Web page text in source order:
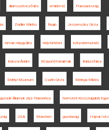
államszerveződés emlékmű Franciaország
Zeidler Miklós Regio Jeszenszky Géza
román népgyűlés helytörténet könyvbemutató
Kolozsi Ádám Központi hatalmak Balázsfalva
Erdélyi Múzeum Csáth Géza Melega Miklós
Államok útja Trianonhoz Nemzeti Közszolgálati
USA München gazdaság Hajnal